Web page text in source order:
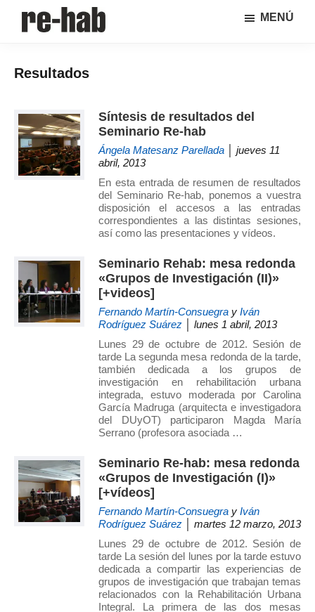
lateral
│
Crisis
rehabilitación
y
regeneración
difusión
sobre
la
adaptación
de
nuevos
retos
urbanos
del Grupo
de
la
Universidad
Politécnica
MENÚ
Resultados
Síntesis de resultados del
Seminario Re-hab
Ángela Matesanz Parellada │ jueves 11
abril, 2013
En esta entrada de resumen de resultados
del Seminario Re-hab, ponemos a vuestra
disposición el accesos a las entradas
correspondientes a las distintas sesiones,
así como las presentaciones y vídeos.
Seminario Rehab: mesa redonda
«Grupos de Investigación (II)»
[+videos]
Fernando Martín-Consuegra y Iván
Rodríguez Suárez │ lunes 1 abril, 2013
Lunes 29 de octubre de 2012. Sesión de
tarde La segunda mesa redonda de la tarde,
también dedicada a los grupos de
investigación en rehabilitación urbana
integrada, estuvo moderada por Carolina
García Madruga (arquitecta e investigadora
del DUyOT) participaron Magda María
Serrano (profesora asociada …
Seminario Re-hab: mesa redonda
«Grupos de Investigación (I)»
[+vídeos]
Fernando Martín-Consuegra y Iván
Rodríguez Suárez │ martes 12 marzo, 2013
Lunes 29 de octubre de 2012. Sesión de
tarde La sesión del lunes por la tarde estuvo
dedicada a compartir las experiencias de
grupos de investigación que trabajan temas
relacionados con la Rehabilitación Urbana
Integral. La primera de las dos mesas